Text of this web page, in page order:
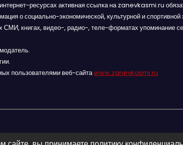
ресурсах активная ссылка на zanevkasmi.ru
о социально-экономической, культурной и спортивной
книгах, видео-, радио-, теле-форматах упоминание
пользователями веб-сайтаwww.zanevkasmi.ru